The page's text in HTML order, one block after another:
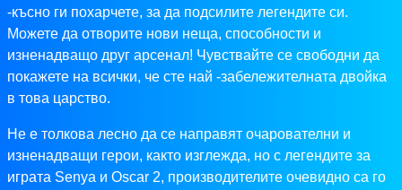
-късно ги похарчете, за да подсилите легендите си.
Можете да отворите нови неща, способности и
изненадващо друг арсенал! Чувствайте се свободни да
покажете на всички, че сте най -забележителната двойка
в това царство.
Не е толкова лесно да се направят очарователни и
изненадващи герои, както изглежда, но с легендите за
играта Senya и Oscar 2, производителите очевидно са го